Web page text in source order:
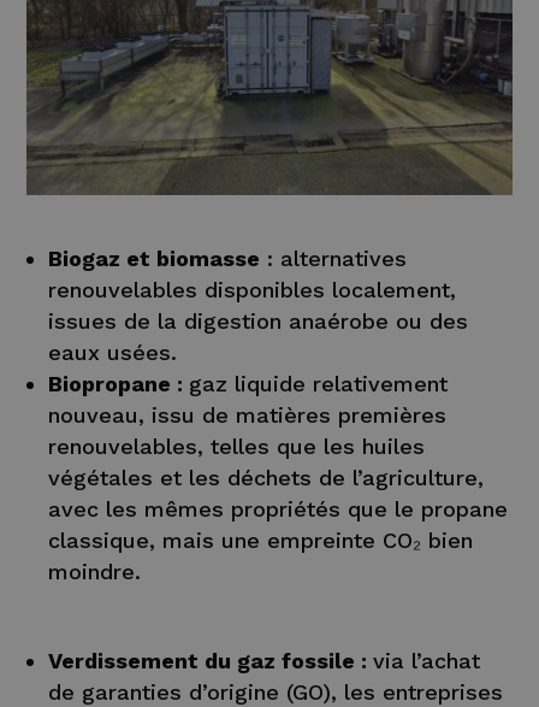
Biogaz et biomasse : alternatives
renouvelables disponibles localement,
issues de la digestion anaérobe ou des
eaux usées.
Biopropane : gaz liquide relativement
nouveau, issu de matières premières
renouvelables, telles que les huiles
végétales et les déchets de l’agriculture,
avec les mêmes propriétés que le propane
classique, mais une empreinte CO₂ bien
moindre.
Verdissement du gaz fossile :via l’achat
de garanties d’origine (GO), les entreprises